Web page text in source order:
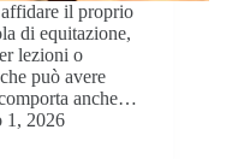
il proprio
di equitazione,
lezioni o
può avere
anche…
1, 2026